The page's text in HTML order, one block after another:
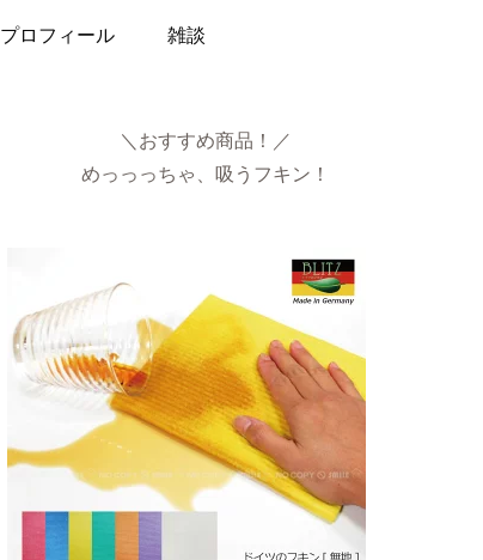
プロフィール 雑談
＼おすすめ商品！／
めっっっちゃ、吸うフキン！